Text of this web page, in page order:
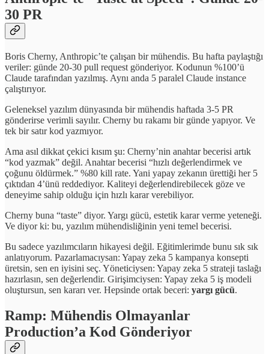
30 PR
Boris Cherny, Anthropic’te çalışan bir mühendis. Bu hafta paylaştığı
veriler: günde 20-30 pull request gönderiyor. Kodunun %100’ü
Claude tarafından yazılmış. Aynı anda 5 paralel Claude instance
çalıştırıyor.
Geleneksel yazılım dünyasında bir mühendis haftada 3-5 PR
gönderirse verimli sayılır. Cherny bu rakamı bir günde yapıyor. Ve
tek bir satır kod yazmıyor.
Ama asıl dikkat çekici kısım şu: Cherny’nin anahtar becerisi artık
“kod yazmak” değil. Anahtar becerisi “hızlı değerlendirmek ve
çoğunu öldürmek.” %80 kill rate. Yani yapay zekanın ürettiği her 5
çıktıdan 4’ünü reddediyor. Kaliteyi değerlendirebilecek göze ve
deneyime sahip olduğu için hızlı karar verebiliyor.
Cherny buna “taste” diyor. Yargı gücü, estetik karar verme yeteneği.
Ve diyor ki: bu, yazılım mühendisliğinin yeni temel becerisi.
Bu sadece yazılımcıların hikayesi değil. Eğitimlerimde bunu sık sık
anlatıyorum. Pazarlamacıysan: Yapay zeka 5 kampanya konsepti
üretsin, sen en iyisini seç. Yöneticiysen: Yapay zeka 5 strateji taslağı
hazırlasın, sen değerlendir. Girişimciysen: Yapay zeka 5 iş modeli
oluştursun, sen kararı ver. Hepsinde ortak beceri: yargı gücü.
Ramp: Mühendis Olmayanlar
Production’a Kod Gönderiyor